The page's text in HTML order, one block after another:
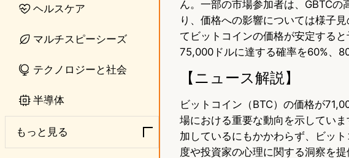
ヘルスケア
マルチスピーシーズ
テクノロジーと社会
半導体
もっと見る
ん。一部の市場参加者は、GBTC
り、価格への影響については様子
てビットコインの価格が安定する
75,000ドルに達する確率を60%、
【ニュース解説】
ビットコイン（BTC）の価格が
場における重要な動向を示してい
加しているにもかかわらず、ビッ
度や投資家の心理に関する洞察を提